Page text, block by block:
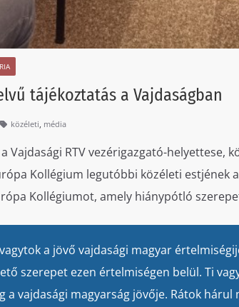
tájékoztatás a Vajdaságban
közéleti, média
a Vajdasági RTV vezérigazgató-
Kollégium legutóbbi közéleti estjének
Kollégiumot, amely hiánypótló
a jövő vajdasági magyar
szerepet ezen értelmiségen belül. Ti
a vajdasági magyarság jövője. Rátok hárul